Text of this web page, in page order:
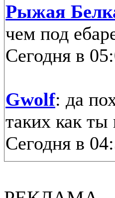
Рыжая
чем под
Сегодня в
Gwolf: да
таких как ты
Сегодня в
Рыжая Белка